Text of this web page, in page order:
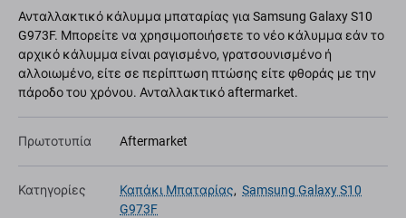
Ανταλλακτικό κάλυμμα μπαταρίας για Samsung Galaxy S10
G973F. Μπορείτε να χρησιμοποιήσετε το νέο κάλυμμα εάν το
αρχικό κάλυμμα είναι ραγισμένο, γρατσουνισμένο ή
αλλοιωμένο, είτε σε περίπτωση πτώσης είτε φθοράς με την
πάροδο του χρόνου. Ανταλλακτικό aftermarket.
Πρωτοτυπία Aftermarket
Κατηγορίες Καπάκι Μπαταρίας, Samsung Galaxy S10
G973F